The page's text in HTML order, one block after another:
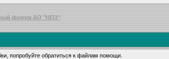
форум АО "НПЗ"
попробуйте обратиться к файлам помощи.